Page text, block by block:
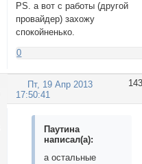
PS. а вот с работы (другой
провайдер) захожу
спокойненько.
0
143
Пт, 19 Апр 2013
17:50:41
Паутина
написал(а):
а остальные